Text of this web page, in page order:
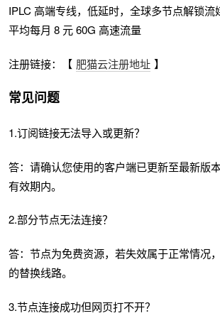
IPLC 高端专线，低延时，全球多节点解锁流
平均每月 8 元 60G 高速流量
注册链接：【 肥猫云注册地址 】
常见问题
1.订阅链接无法导入或更新？
答：请确认您使用的客户端已更新至最新版
有效期内。
2.部分节点无法连接？
答：节点为免费资源，若失效属于正常情况
的替换线路。
3.节点连接成功但网页打不开？